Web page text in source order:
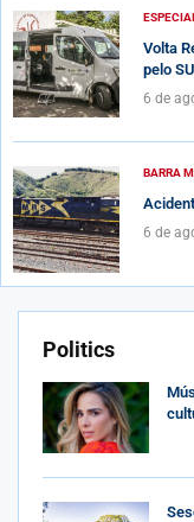
Politics
Volta
pelo
6 de
BARRA
6 de